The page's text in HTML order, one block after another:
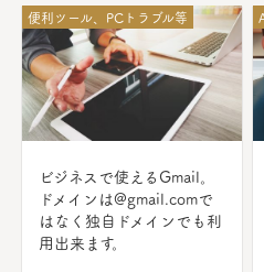
便利ツール、PCトラブル等
ビジネスで使えるGmail。
ドメインは@gmail.comで
はなく独自ドメインでも利
用出来ます。